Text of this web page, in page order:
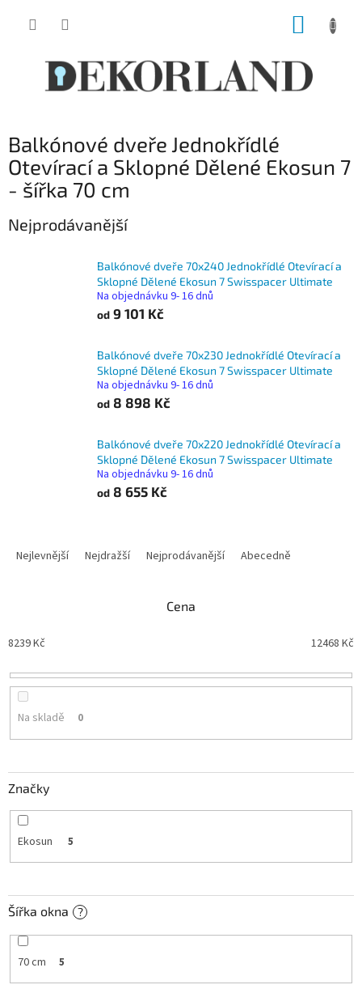
Balkónové dveře Jednokřídlé
Otevírací a Sklopné Dělené Ekosun 7
- šířka 70 cm
Nejprodávanější
Balkónové dveře 70x240 Jednokřídlé Otevírací a
Sklopné Dělené Ekosun 7 Swisspacer Ultimate
Na objednávku 9- 16 dnů
od 9 101 Kč
Balkónové dveře 70x230 Jednokřídlé Otevírací a
Sklopné Dělené Ekosun 7 Swisspacer Ultimate
Na objednávku 9- 16 dnů
od 8 898 Kč
Balkónové dveře 70x220 Jednokřídlé Otevírací a
Sklopné Dělené Ekosun 7 Swisspacer Ultimate
Na objednávku 9- 16 dnů
od 8 655 Kč
p
o
ů
Nejlevnější Nejdražší Nejprodávanější Abecedně
Cena
8239Kč 12468 Kč
Na skladě 0
Značky
Ekosun 5
Šířka okna ?
70 cm 5